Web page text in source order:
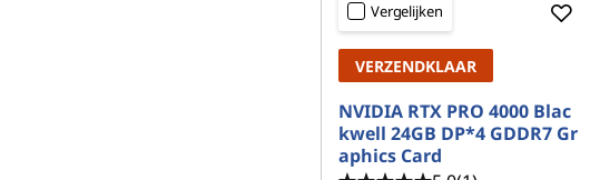
Vergelijken
VERZENDKLAAR
NVIDIA RTX PRO 4000 Blac
kwell 24GB DP*4 GDDR7 Gr
aphics Card